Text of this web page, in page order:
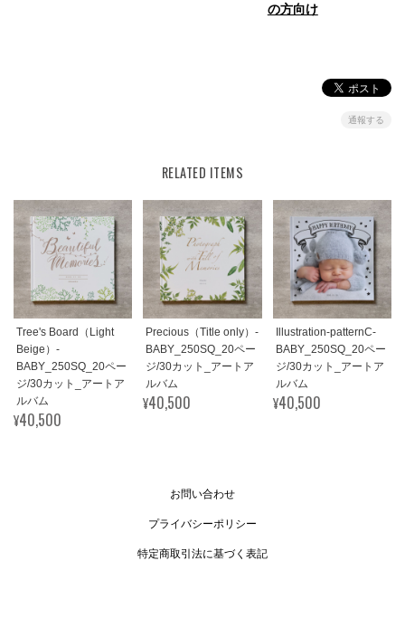
の方向け
通報する
RELATED ITEMS
Tree's Board（Light
Beige）-
BABY_250SQ_20ペー
ジ/30カット_アートア
ルバム
¥40,500
Precious（Title only）-
BABY_250SQ_20ペー
ジ/30カット_アートア
ルバム
¥40,500
Illustration-patternC-
BABY_250SQ_20ペー
ジ/30カット_アートア
ルバム
¥40,500
お問い合わせ
プライバシーポリシー
特定商取引法に基づく表記